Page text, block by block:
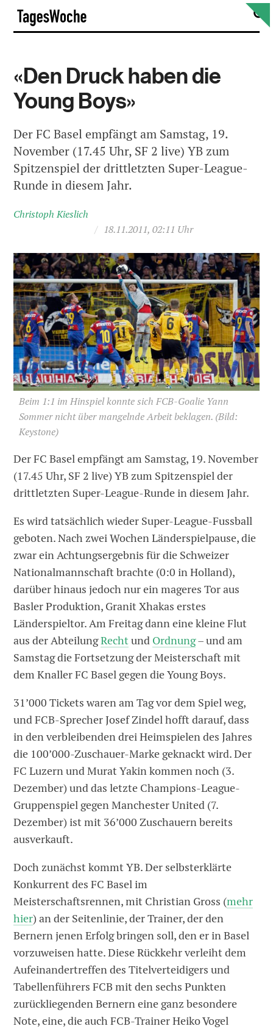
Skip
content
«Den Druck haben die
Young Boys»
Der FC Basel empfängt am Samstag, 19.
November (17.45 Uhr, SF 2 live) YB zum
Spitzenspiel der drittletzten Super-League-
Runde in diesem Jahr.
Christoph Kieslich
/ 18.11.2011, 02:11 Uhr
Beim 1:1 im Hinspiel konnte sich FCB-Goalie Yann
Sommer nicht über mangelnde Arbeit beklagen. (Bild:
Keystone)
Der FC Basel empfängt am Samstag, 19. November
(17.45 Uhr, SF 2 live) YB zum Spitzenspiel der
drittletzten Super-League-Runde in diesem Jahr.
Es wird tatsächlich wieder Super-League-Fussball
geboten. Nach zwei Wochen Länderspielpause, die
zwar ein Achtungsergebnis für die Schweizer
Nationalmannschaft brachte (0:0 in Holland),
darüber hinaus jedoch nur ein mageres Tor aus
Basler Produktion, Granit Xhakas erstes
Länderspieltor. Am Freitag dann eine kleine Flut
aus der AbteilungRechtund Ordnung– und am
Samstag die Fortsetzung der Meisterschaft mit
dem Knaller FC Basel gegen die Young Boys.
31’000 Tickets waren am Tag vor dem Spiel weg,
und FCB-Sprecher Josef Zindel hofft darauf, dass
in den verbleibenden drei Heimspielen des Jahres
die 100’000-Zuschauer-Marke geknackt wird. Der
FC Luzern und Murat Yakin kommen noch (3.
Dezember) und das letzte Champions-League-
Gruppenspiel gegen Manchester United (7.
Dezember) ist mit 36’000 Zuschauern bereits
ausverkauft.
Doch zunächst kommt YB. Der selbsterklärte
Konkurrent des FC Basel im
Meisterschaftsrennen, mit Christian Gross (mehr
hier) an der Seitenlinie, der Trainer, der den
Bernern jenen Erfolg bringen soll, den er in Basel
vorzuweisen hatte. Diese Rückkehr verleiht dem
Aufeinandertreffen des Titelverteidigers und
Tabellenführers FCB mit den sechs Punkten
zurückliegenden Bernern eine ganz besondere
Note, eine, die auch FCB-Trainer Heiko Vogel